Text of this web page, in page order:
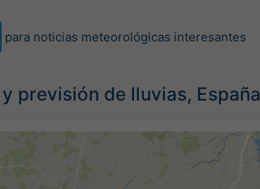
para noticias meteorológicas interesantes
previsión de lluvias, España